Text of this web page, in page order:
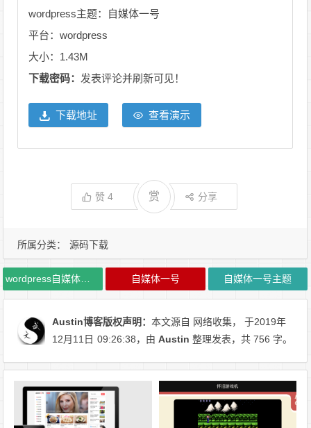
wordpress主题：自媒体一号
平台：wordpress
大小：1.43M
下载密码： 发表评论并刷新可见！
下载地址 查看演示
赞4 赏 分享
所属分类： 源码下载
自媒体一号 自媒体一号主题
Austin博客版权声明：本文源自 网络收集， 于2019年
12月11日 09:26:38，由Austin 整理发表，共 756 字。